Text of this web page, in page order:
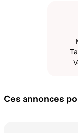
Ces annonces